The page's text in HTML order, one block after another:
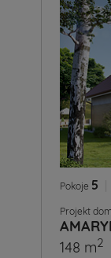
Pokoje 5
Projekt
148 m2